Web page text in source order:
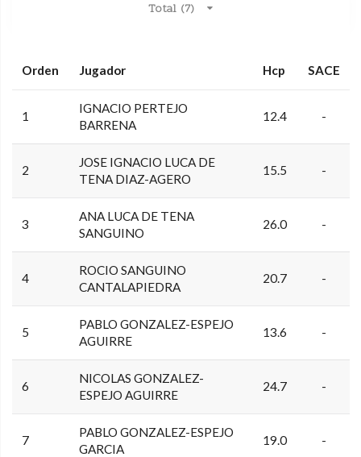
Total (7)
Orden Jugador Hcp SACE
1
IGNACIO PERTEJO
BARRENA
12.4 -
2
JOSE IGNACIO LUCA DE
TENA DIAZ-AGERO
15.5 -
3
ANA LUCA DE TENA
SANGUINO
26.0 -
4
ROCIO SANGUINO
CANTALAPIEDRA
20.7 -
5
PABLO GONZALEZ-ESPEJO
AGUIRRE
13.6 -
6
NICOLAS GONZALEZ-
ESPEJO AGUIRRE
24.7 -
7
PABLO GONZALEZ-ESPEJO
GARCIA
19.0 -